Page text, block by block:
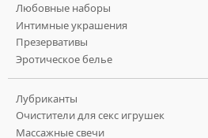
Любовные наборы
Интимные украшения
Презервативы
Эротическое белье
Лубриканты
Очистители для секс игрушек
Массажные свечи